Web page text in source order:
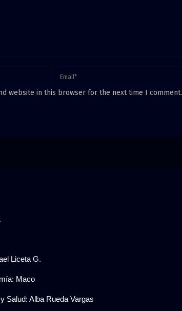
website in this browser for the next time I comment.
Liceta G.
Maco
Salud: Alba Rueda Vargas